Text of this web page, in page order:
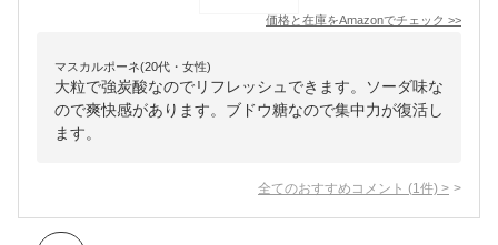
価格と在庫をAmazonでチェック >>
マスカルポーネ(20代・女性)
大粒で強炭酸なのでリフレッシュできます。ソーダ味な
ので爽快感があります。ブドウ糖なので集中力が復活し
ます。
全てのおすすめコメント (1 件) >